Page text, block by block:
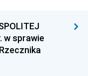
w sprawie